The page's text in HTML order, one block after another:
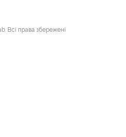
Всі права збережені